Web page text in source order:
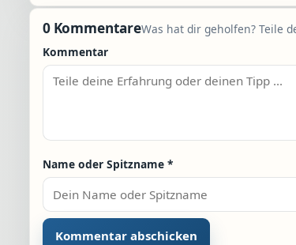
0 KommentareWas hat dir geholfen? Teile
Kommentar
Name oder Spitzname *